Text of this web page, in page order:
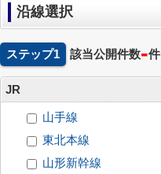
沿線選択
ステップ1 該当公開件数-件
JR
山手線
東北本線
山形新幹線